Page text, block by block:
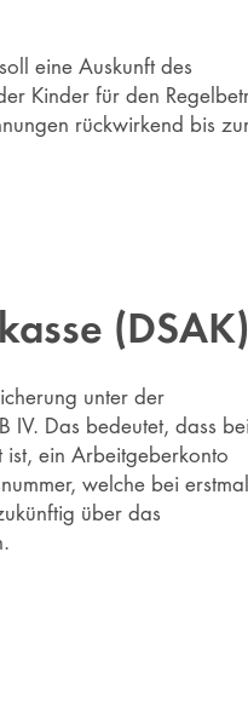
eine Auskunft des
Kinder für den
rückwirkend bis
(DSAK)
unter der
IV. Das bedeutet, dass bei
ein Arbeitgeberkonto
welche bei
über das